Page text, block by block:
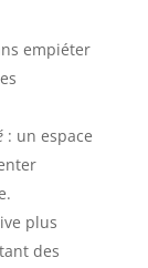
empiéter
: un espace
plus
des